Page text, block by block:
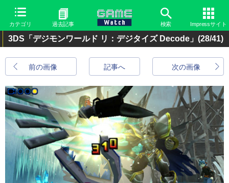
カテゴリ 過去記事 検索 Impressサイト
3DS「デジモンワールド リ：デジタイズ Decode」 (28/41)
前の画像 次の画像
記事へ